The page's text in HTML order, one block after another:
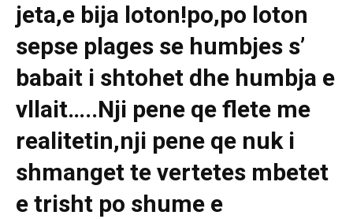
jeta,e bija loton!po,po loton
sepse plages se humbjes s’
babait i shtohet dhe humbja e
vllait…..Nji pene qe flete me
realitetin,nji pene qe nuk i
shmanget te vertetes mbetet
e trisht po shume e